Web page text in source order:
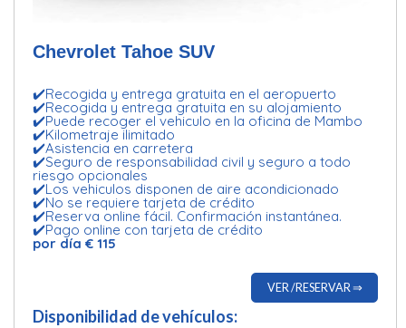
Chevrolet Tahoe SUV
✔️Recogida y entrega gratuita en el aeropuerto
✔️Recogida y entrega gratuita en su alojamiento
✔️Puede recoger el vehiculo en la oficina de Mambo
✔️Kilometraje ilimitado
✔️Asistencia en carretera
✔️Seguro de responsabilidad civil y seguro a todo
riesgo opcionales
✔️Los vehiculos disponen de aire acondicionado
✔️No se requiere tarjeta de crédito
✔️Reserva online fácil. Confirmación instantánea.
✔️Pago online con tarjeta de crédito
por día € 115
VER /RESERVAR ⇒
Disponibilidad de vehículos: